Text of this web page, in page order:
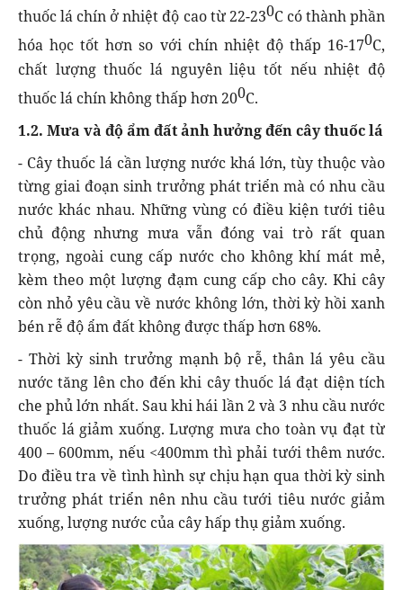
thuốc lá chín ở nhiệt độ cao từ 22-230C có thành phần
hóa học tốt hơn so với chín nhiệt độ thấp 16-170C,
chất lượng thuốc lá nguyên liệu tốt nếu nhiệt độ
thuốc lá chín không thấp hơn 200C.
1.2. Mưa và độ ẩm đất ảnh hưởng đến cây thuốc lá
- Cây thuốc lá cần lượng nước khá lớn, tùy thuộc vào
từng giai đoạn sinh trưởng phát triển mà có nhu cầu
nước khác nhau. Những vùng có điều kiện tưới tiêu
chủ động nhưng mưa vẫn đóng vai trò rất quan
trọng, ngoài cung cấp nước cho không khí mát mẻ,
kèm theo một lượng đạm cung cấp cho cây. Khi cây
còn nhỏ yêu cầu về nước không lớn, thời kỳ hồi xanh
bén rễ độ ẩm đất không được thấp hơn 68%.
- Thời kỳ sinh trưởng mạnh bộ rễ, thân lá yêu cầu
nước tăng lên cho đến khi cây thuốc lá đạt diện tích
che phủ lớn nhất. Sau khi hái lần 2 và 3 nhu cầu nước
thuốc lá giảm xuống. Lượng mưa cho toàn vụ đạt từ
400 – 600mm, nếu <400mm thì phải tưới thêm nước.
Do điều tra về tình hình sự chịu hạn qua thời kỳ sinh
trưởng phát triển nên nhu cầu tưới tiêu nước giảm
xuống, lượng nước của cây hấp thụ giảm xuống.